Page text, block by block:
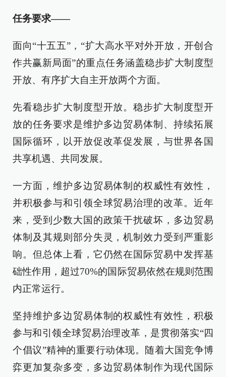
任务要求——
面向“十五五”，“扩大高水平对外开放，开创合
作共赢新局面”的重点任务涵盖稳步扩大制度型
开放、有序扩大自主开放两个方面。
先看稳步扩大制度型开放。稳步扩大制度型开
放的任务要求是维护多边贸易体制、持续拓展
国际循环，以开放促改革促发展，与世界各国
共享机遇、共同发展。
一方面，维护多边贸易体制的权威性有效性，
并积极参与和引领全球贸易治理的改革。近年
来，受到少数大国的政策干扰破坏，多边贸易
体制及其规则部分失灵，机制效力受到严重影
响。但总体上看，它仍然在国际贸易中发挥基
础性作用，超过70%的国际贸易依然在规则范围
内正常运行。
坚持维护多边贸易体制的权威性有效性，积极
参与和引领全球贸易治理改革，是贯彻落实“四
个倡议”精神的重要行动体现。随着大国竞争博
弈更加复杂多变，多边贸易体制作为现代国际